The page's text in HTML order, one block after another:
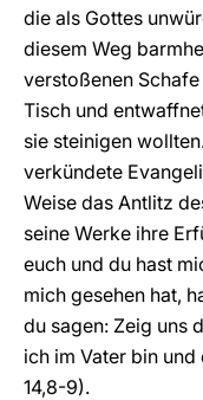
die als Gottes
diesem Weg
verstoßenen
Tisch und
sie steinigen
verkündete
Weise das Antlitz
seine Werke ihre
euch und du hast
mich gesehen hat,
du sagen: Zeig uns
ich im Vater bin und
14,8-9).